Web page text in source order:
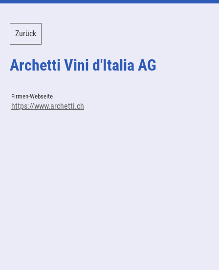
Zurück
Archetti Vini d'Italia AG
Firmen-Webseite
https://www.archetti.ch